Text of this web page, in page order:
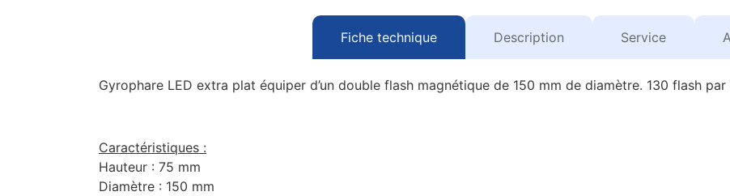
Fiche technique Description Service
Gyrophare LED extra plat équiper d’un double flash magnétique de 150 mm de diamètre. 130 flash par
Caractéristiques :
Hauteur : 75 mm
Diamètre : 150 mm